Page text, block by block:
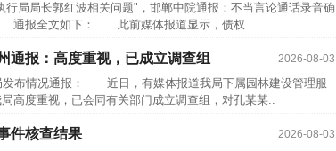
局局长郭红波相关问题"，邯郸中院通报：不当言论通话录音确
通报全文如下： 此前媒体报道显示，债权..
2026-08-03
通报：高度重视，已成立调查组
布情况通报： 近日，有媒体报道我局下属园林建设管理服
高度重视，已会同有关部门成立调查组，对孔某某..
2026-08-03
件核查结果